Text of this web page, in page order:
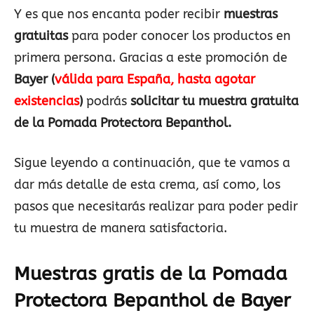
Y es que nos encanta poder recibir muestras
gratuitaspara poder conocer los productos en
primera persona. Gracias a este promoción de
Bayer (válida para España, hasta agotar
existencias) podrás solicitar tu muestra gratuita
de la Pomada Protectora Bepanthol.
Sigue leyendo a continuación, que te vamos a
dar más detalle de esta crema, así como, los
pasos que necesitarás realizar para poder pedir
tu muestra de manera satisfactoria.
Muestras gratis de la Pomada
Protectora Bepanthol de Bayer